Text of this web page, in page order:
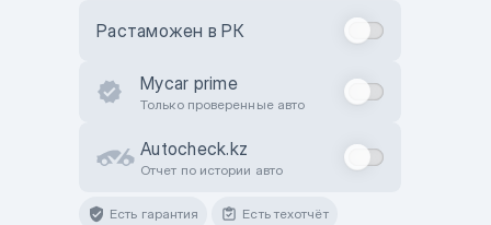
Растаможен в РК
Mycar prime
Только проверенные авто
Autocheck.kz
Отчет по истории авто
Есть гарантия Есть техотчёт